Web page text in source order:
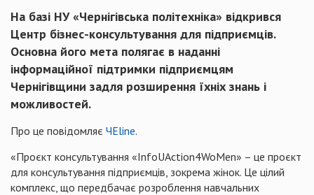
На базі НУ «Чернігівська політехніка» відкрився
Центр бізнес-консультування для підприємців.
Основна його мета полягає в наданні
інформаційної підтримки підприємцям
Чернігівщини задля розширення їхніх знань і
можливостей.
Про це повідомляє ЧЕline.
«Проєкт консультування «InfoUAction4WoMen» – це проєкт
для консультування підприємців, зокрема жінок. Це цілий
комплекс, що передбачає розроблення навчальних